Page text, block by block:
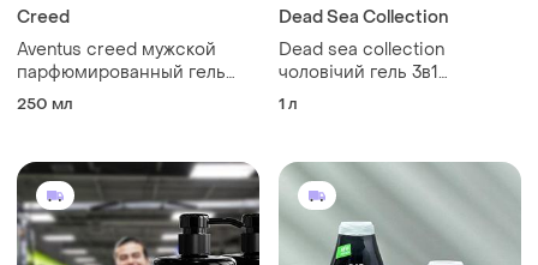
Creed
Aventus creed мужской
парфюмированный гель
для душа
250 мл
Dead Sea Collection
Dead sea collection
чоловічий гель 3в1
sandalwood, 1 л
1 л